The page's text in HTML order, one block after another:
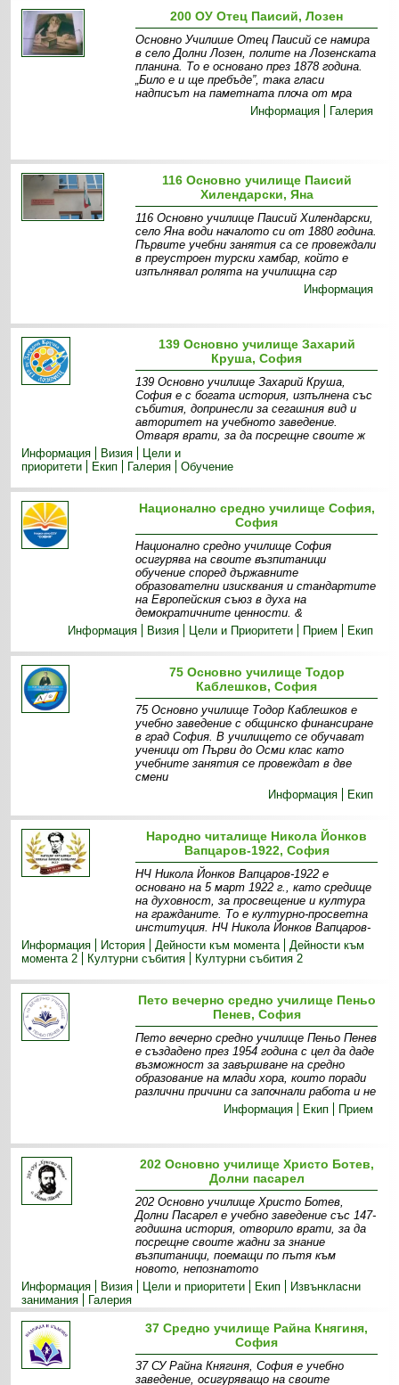
200 ОУ Отец Паисий, Лозен
Основно Училише Отец Паисий се намира
в село Долни Лозен, полите на Лозенската
планина. То е основано през 1878 година.
„Било е и ще пребъде”, така гласи
надписът на паметната плоча от мра
Информация
Галерия
116 Основно училище Паисий
Хилендарски, Яна
116 Основно училище Паисий Хилендарски,
село Яна води началото си от 1880 година.
Първите учебни занятия са се провеждали
в преустроен турски хамбар, който е
изпълнявал ролята на училищна сгр
Информация
139 Основно училище Захарий
Круша, София
139 Основно училище Захарий Круша,
София е с богата история, изпълнена със
събития, допринесли за сегашния вид и
авторитет на учебното заведение.
Отваря врати, за да посрещне своите ж
Информация
Визия
Цели и
приоритети
Екип Галерия Обучение
Национално средно училище София,
София
Национално средно училище София
осигурява на своите възпитаници
обучение според държавните
образователни изисквания и стандартите
на Европейския съюз в духа на
демократичните ценности. &
Информация
Визия Цели и Приоритети Прием Екип
75 Основно училище Тодор
Каблешков, София
75 Основно училище Тодор Каблешков е
учебно заведение с общинско финансиране
в град София. В училището се обучават
ученици от Първи до Осми клас като
учебните занятия се провеждат в две
смени
Информация
Екип
Народно читалище Никола Йонков
Вапцаров-1922, София
НЧ Никола Йонков Вапцаров-1922 е
основано на 5 март 1922 г., като средище
на духовност, за просвещение и култура
на гражданите. То е културно-просветна
институция. НЧ Никола Йонков Вапцаров-
Информация
История Дейности към момента
Дейности към
момента 2
Културни събития Културни събития 2
Пето вечерно средно училище Пеньо
Пенев, София
Пето вечерно средно училище Пеньо Пенев
е създадено през 1954 година с цел да даде
възможност за завършване на средно
образование на млади хора, които поради
различни причини са започнали работа и не
Информация
Екип Прием
202 Основно училище Христо Ботев,
Долни пасарел
202 Основно училище Христо Ботев,
Долни Пасарел е учебно заведение със 147-
годишна история, отворило врати, за да
посрещне своите жадни за знание
възпитаници, поемащи по пътя към
новото, непознатото
Информация
Визия Цели и приоритети Екип
Извънкласни
занимания
Галерия
37 Средно училище Райна Княгиня,
София
37 СУ Райна Княгиня, София е учебно
заведение, осигуряващо на своите